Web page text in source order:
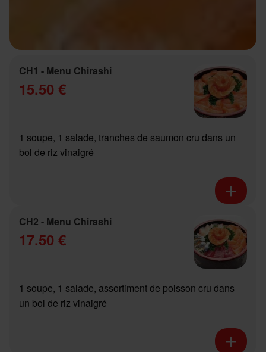
CH1 - Menu Chirashi
15.50 €
1 soupe, 1 salade, tranches de saumon cru dans un
bol de riz vinaigré
CH2 - Menu Chirashi
17.50 €
1 soupe, 1 salade, assortiment de poisson cru dans
un bol de riz vinaigré